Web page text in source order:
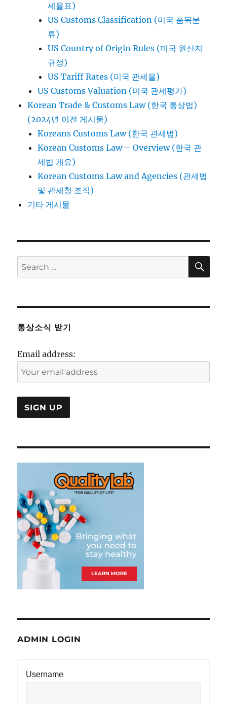
세율표)
US Customs Classification (미국 품목분
류)
US Country of Origin Rules (미국 원산지
규정)
US Tariff Rates (미국 관세율)
US Customs Valuation (미국 관세평가)
Korean Trade & Customs Law (한국 통상법)
(2024년 이전 게시물)
Koreans Customs Law (한국 관세법)
Korean Customs Law – Overview (한국 관
세법 개요)
Korean Customs Law and Agencies (관세법
및 관세청 조직)
기타 게시물
Search
for:
통상소식 받기
Email address:
ADMIN LOGIN
Username